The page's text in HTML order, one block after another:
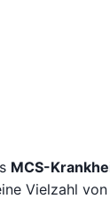
MCS-
Vielzahl